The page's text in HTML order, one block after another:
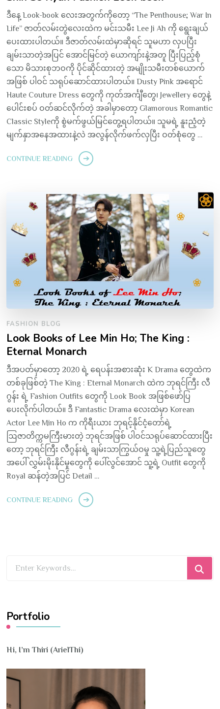
ဒီနေ့ Look-book လေးအတွက်ကိုတော့ “The Penthouse; War In
Life” ဇာတ်လမ်းတွဲလေးထဲက မင်းသမီး Lee Ji Ah ကို ရွေးချယ်
ပေးထားပါတယ်။ ဒီဇာတ်လမ်းထဲမှာဆိုရင် သူမဟာ လှပပြီး
ချမ်းသာတဲ့အပြင် အောင်မြင်တဲ့ ယောကျာ်းနဲ့အတူ ပြီးပြည့်စုံ
သော မိသားစုဘဝကို ပိုင်ဆိုင်ထားတဲ့ အမျိုးသမီးတစ်ယောက်
အဖြစ် ပါဝင် သရုပ်ဆောင်ထားပါတယ်။ Dusty Pink အရောင်
Haute Couture Dress တွေကို ကုတ်အင်္ကျီတွေ၊ Jewellery တွေနဲ့
ပေါင်းစပ် ဝတ်ဆင်လိုက်တဲ့ အခါမှာတော့ Glamorous Romantic
Classic Styleကို စွဲမက်ဖွယ်မြင်တွေ့ရပါတယ်။ သူမရဲ့ နူးညံ့တဲ့
မျက်နှာအနေအထားနဲ့လဲ အလွန်လိုက်ဖက်လှပြီး ဝတ်စုံတွေ …
CONTINUE READING
FASHION BLOG
Look Books of Lee Min Ho; The King :
Eternal Monarch
ဒီအပတ်မှာတော့ 2020 ရဲ့ ရေပန်းအစားဆုံး K Drama တွေထဲက
တစ်ခုဖြစ်တဲ့ The King : Eternal Monarch ထဲက ဘုရင်ကြီး လီ
ဂွန်း ရဲ့ Fashion Outfits တွေကို Look Book အဖြစ်ဖော်ပြ
ပေးလိုက်ပါတယ်။ ဒီ Fantastic Drama လေးထဲမှာ Korean
Actor Lee Min Ho က ကိုရီးယား ဘုရင့်နိုင်ငံ့တော်ရဲ့
ဩဇာတိက္ကမကြီးမားတဲ့ ဘုရင်အဖြစ် ပါဝင်သရုပ်ဆောင်ထားပြီး
တော့ ဘုရင်ကြီး လီဂွန်းရဲ့ ချမ်းသာကြွယ်ဝမှု သူ့ရဲ့ပြည်သူတွေ
အပေါ် လွှမ်းမိုးနိုင်မှုတွေကို ပေါ်လွင်အောင် သူ့ရဲ့ Outfit တွေကို
Royal ဆန်တဲ့အပြင် Detail …
CONTINUE READING
Portfolio
Hi, I’m Thiri (ArielThi)